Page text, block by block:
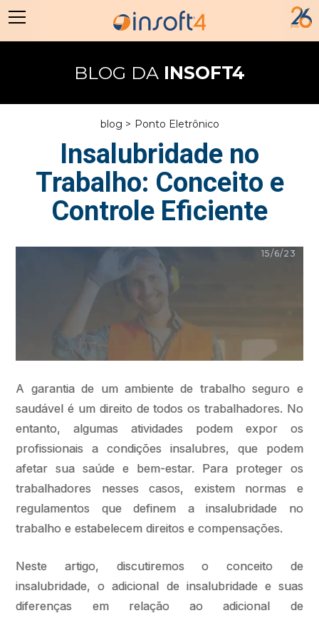
BLOG DAINSOFT4
blog > Ponto Eletrônico
Insalubridade no
Trabalho: Conceito e
Controle Eficiente
15/6/23
A garantia de um ambiente de trabalho seguro e
saudável é um direito de todos os trabalhadores. No
entanto, algumas atividades podem expor os
profissionais a condições insalubres, que podem
afetar sua saúde e bem-estar. Para proteger os
trabalhadores nesses casos, existem normas e
regulamentos que definem a insalubridade no
trabalho e estabelecem direitos e compensações.
Neste artigo, discutiremos o conceito de
insalubridade, o adicional de insalubridade e suas
diferenças em relação ao adicional de